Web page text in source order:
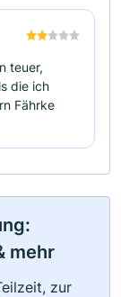
teuer,
die ich
Fährke
mehr
zur